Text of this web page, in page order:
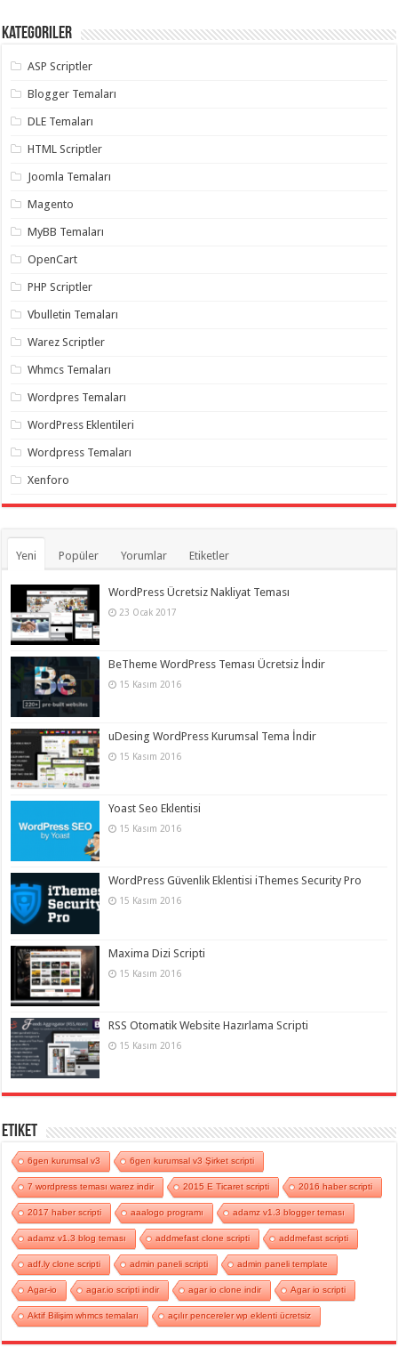
taşımacılık,
gaziantep
taşıma,
evden
taşımacılık,
gaziantep
organizasyon
gaziantep
organizasyon,
gaziantep
organizasyon
gaziantep
gaziantep
gaziantep
gaziantep
twitter
hilesi ,
takipçi
instagram
hilesi ,
Kategoriler
ASP Scriptler
Blogger Temaları
DLE Temaları
HTML Scriptler
Joomla Temaları
Magento
MyBB Temaları
OpenCart
PHP Scriptler
Vbulletin Temaları
Warez Scriptler
Whmcs Temaları
Wordpres Temaları
WordPress Eklentileri
Wordpress Temaları
Xenforo
Yeni Popüler Yorumlar Etiketler
WordPress Ücretsiz Nakliyat Teması
23 Ocak 2017
BeTheme WordPress Teması Ücretsiz İndir
15 Kasım 2016
uDesing WordPress Kurumsal Tema İndir
15 Kasım 2016
Yoast Seo Eklentisi
15 Kasım 2016
WordPress Güvenlik Eklentisi iThemes Security Pro
15 Kasım 2016
Maxima Dizi Scripti
15 Kasım 2016
RSS Otomatik Website Hazırlama Scripti
15 Kasım 2016
Etiket
6gen kurumsal v3 6gen kurumsal v3 Şirket scripti
7 wordpress teması warez indir 2015 E Ticaret scripti 2016 haber scripti
2017 haber scripti aaalogo programı adamz v1.3 blogger teması
adamz v1.3 blog teması addmefast clone scripti addmefast scripti
adf.ly clone scripti admin paneli scripti admin paneli template
Agar-io agar.io scripti indir agar io clone indir Agar io scripti
Aktif Bilişim whmcs temaları açılır pencereler wp eklenti ücretsiz